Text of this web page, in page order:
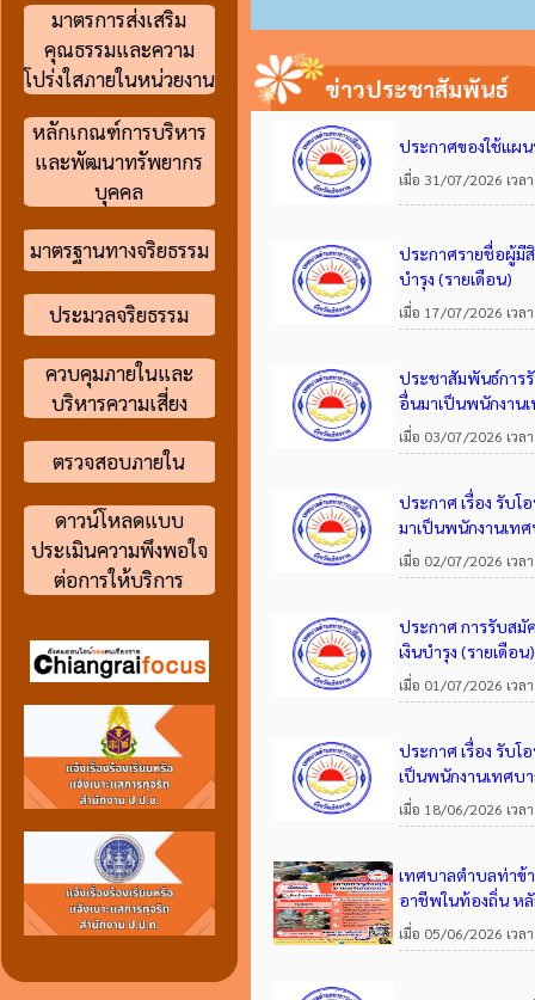
มาตรการส่งเสริม
คุณธรรมและความ
โปร่งใสภายในหน่วยงาน
หลักเกณฑ์การบริหาร
และพัฒนาทรัพยากร
บุคคล
มาตรฐานทางจริยธรรม
ประมวลจริยธรรม
ควบคุมภายในและ
บริหารความเสี่ยง
ตรวจสอบภายใน
ดาวน์โหลดแบบ
ประเมินความพึงพอใจ
ต่อการให้บริการ
ข่าวประชาสัมพันธ์
ประกาศของใช้แผ
เมื่อ 31/07/2026 เวล
ประกาศรายชื่อผู้มีสิ
บำรุง (รายเดือน)
เมื่อ 17/07/2026 เวล
ประชาสัมพันธ์การ
อื่นมาเป็นพนักงาน
เมื่อ 03/07/2026 เวล
ประกาศ เรื่อง รับ
มาเป็นพนักงานเท
เมื่อ 02/07/2026 เวล
ประกาศ การรับสมั
เงินบำรุง (รายเดือน)
เมื่อ 01/07/2026 เวล
ประกาศ เรื่อง รับ
เป็นพนักงานเทศบ
เมื่อ 18/06/2026 เวล
เทศบาลตำบลท่าข้า
อาชีพในท้องถิ่น หลั
เมื่อ 05/06/2026 เวล